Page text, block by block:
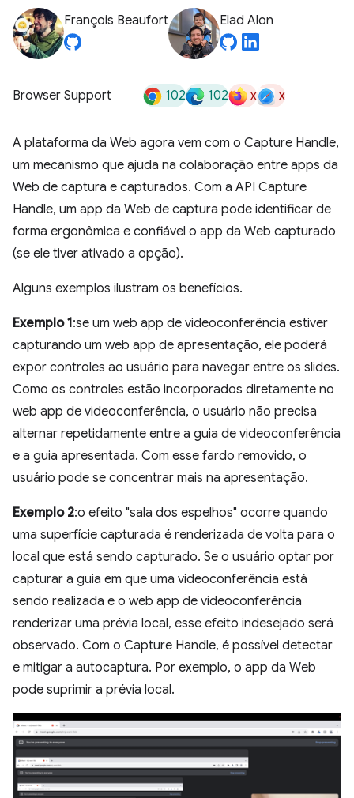
François Beaufort Elad Alon
Browser Support 102 102 x x
A plataforma da Web agora vem com o Capture Handle,
um mecanismo que ajuda na colaboração entre apps da
Web de captura e capturados. Com a API Capture
Handle, um app da Web de captura pode identificar de
forma ergonômica e confiável o app da Web capturado
(se ele tiver ativado a opção).
Alguns exemplos ilustram os benefícios.
Exemplo 1:se um web app de videoconferência estiver
capturando um web app de apresentação, ele poderá
expor controles ao usuário para navegar entre os slides.
Como os controles estão incorporados diretamente no
web app de videoconferência, o usuário não precisa
alternar repetidamente entre a guia de videoconferência
e a guia apresentada. Com esse fardo removido, o
usuário pode se concentrar mais na apresentação.
Exemplo 2:o efeito "sala dos espelhos" ocorre quando
uma superfície capturada é renderizada de volta para o
local que está sendo capturado. Se o usuário optar por
capturar a guia em que uma videoconferência está
sendo realizada e o web app de videoconferência
renderizar uma prévia local, esse efeito indesejado será
observado. Com o Capture Handle, é possível detectar
e mitigar a autocaptura. Por exemplo, o app da Web
pode suprimir a prévia local.